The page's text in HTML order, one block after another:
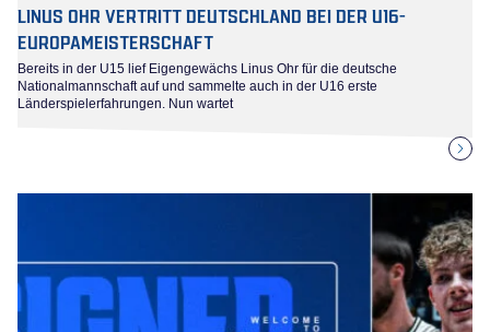
LINUS OHR VERTRITT DEUTSCHLAND BEI DER U16-
EUROPAMEISTERSCHAFT
Bereits in der U15 lief Eigengewächs Linus Ohr für die deutsche
Nationalmannschaft auf und sammelte auch in der U16 erste
Länderspielerfahrungen. Nun wartet